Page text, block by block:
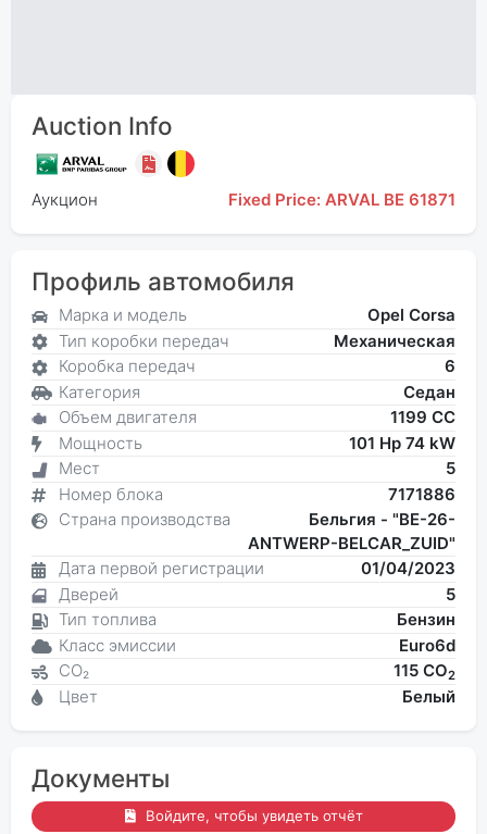
Auction Info
Аукцион Fixed Price: ARVAL BE 61871
Профиль автомобиля
Марка и модель
Opel Corsa
Тип коробки передач
Механическая
Коробка передач
6
Категория
Седан
Объем двигателя
1199 CC
Мощность
101 Hp 74 kW
Мест
5
Номер блока
7171886
Страна производства
Бельгия - "BE-26-
ANTWERP-BELCAR_ZUID"
Дата первой регистрации
01/04/2023
Дверей
5
Тип топлива
Бензин
Класс эмиссии
Euro6d
CO₂
115 CO2
Цвет Белый
Документы
Войдите, чтобы увидеть отчёт